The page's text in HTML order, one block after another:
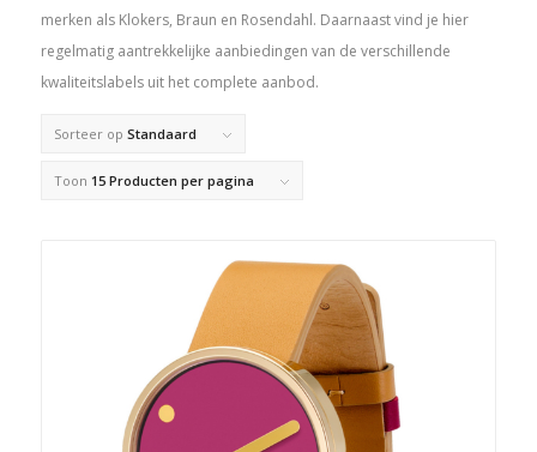
merken als Klokers, Braun en Rosendahl. Daarnaast vind je hier
regelmatig aantrekkelijke aanbiedingen van de verschillende
kwaliteitslabels uit het complete aanbod.
Sorteer op Standaard
Toon 15 Producten per pagina